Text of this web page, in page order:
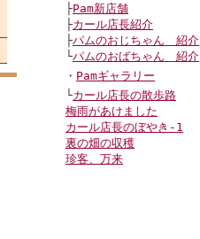
├Pam新店舗
├カール店長紹介
├パムのおじちゃん 紹介
└パムのおばちゃん 紹介
・ Pamギャラリー
└カール店長の散歩路
梅雨があけました
カール店長のぼやき-1
裏の畑の収穫
珍客、万来